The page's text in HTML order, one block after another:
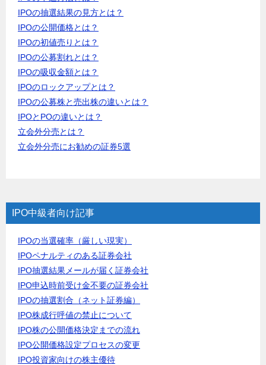
IPOの抽選結果の見方とは？
IPOの公開価格とは？
IPOの初値売りとは？
IPOの公募割れとは？
IPOの吸収金額とは？
IPOのロックアップとは？
IPOの公募株と売出株の違いとは？
IPOとPOの違いとは？
立会外分売とは？
立会外分売にお勧めの証券5選
IPO中級者向け記事
IPOの当選確率（厳しい現実）
IPOペナルティのある証券会社
IPO抽選結果メールが届く証券会社
IPO申込時前受け金不要の証券会社
IPOの抽選割合（ネット証券編）
IPO株成行呼値の禁止について
IPO株の公開価格決定までの流れ
IPO公開価格設定プロセスの変更
IPO投資家向けの株主優待